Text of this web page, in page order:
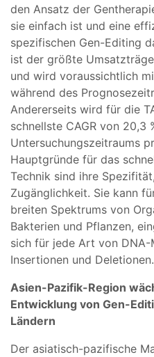
den Ansatz der
sie einfach ist und eine
spezifischen Gen-Editing
ist der größte
und wird voraussichtlich
während des
Andererseits wird für die
schnellste CAGR von 20,3
Untersuchungszeitraums
Hauptgründe für das
Technik sind ihre
Zugänglichkeit. Sie kann
breiten Spektrums von
Bakterien und Pflanzen,
sich für jede Art von
Insertionen und Deletionen.
Asien-Pazifik-Region
Entwicklung von Gen-
Ländern
Der asiatisch-pazifische